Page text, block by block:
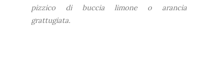
pizzico di buccia limone o arancia
grattugiata.